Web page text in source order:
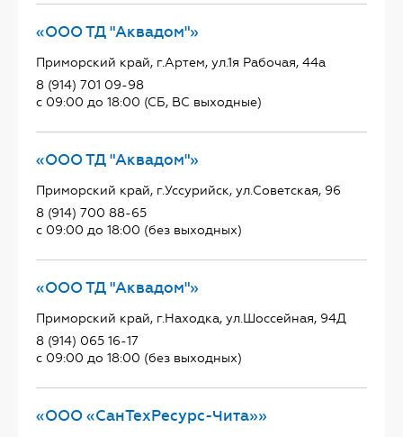
«ООО ТД "Аквадом"»
Приморский край, г.Артем, ул.1я Рабочая, 44а
8 (914) 701 09-98
с 09:00 до 18:00 (СБ, ВС выходные)
«ООО ТД "Аквадом"»
Приморский край, г.Уссурийск, ул.Советская, 96
8 (914) 700 88-65
с 09:00 до 18:00 (без выходных)
«ООО ТД "Аквадом"»
Приморский край, г.Находка, ул.Шоссейная, 94Д
8 (914) 065 16-17
с 09:00 до 18:00 (без выходных)
«ООО «СанТехРесурс-Чита»»